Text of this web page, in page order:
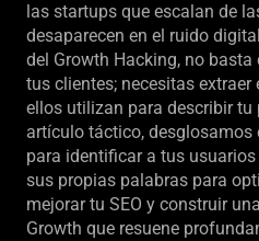
las startups que escalan de
desaparecen en el ruido
del Growth Hacking, no basta
tus clientes; necesitas extraer
ellos utilizan para describir tu
artículo táctico, desglosamos
para identificar a tus
sus propias palabras para
mejorar tu SEO y construir
Growth que resuene